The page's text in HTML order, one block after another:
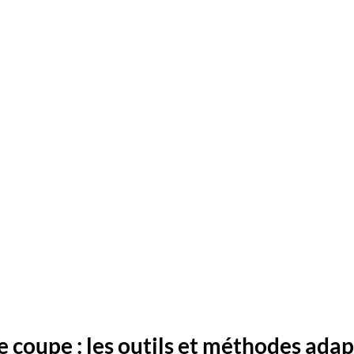
coupe : les outils et méthodes